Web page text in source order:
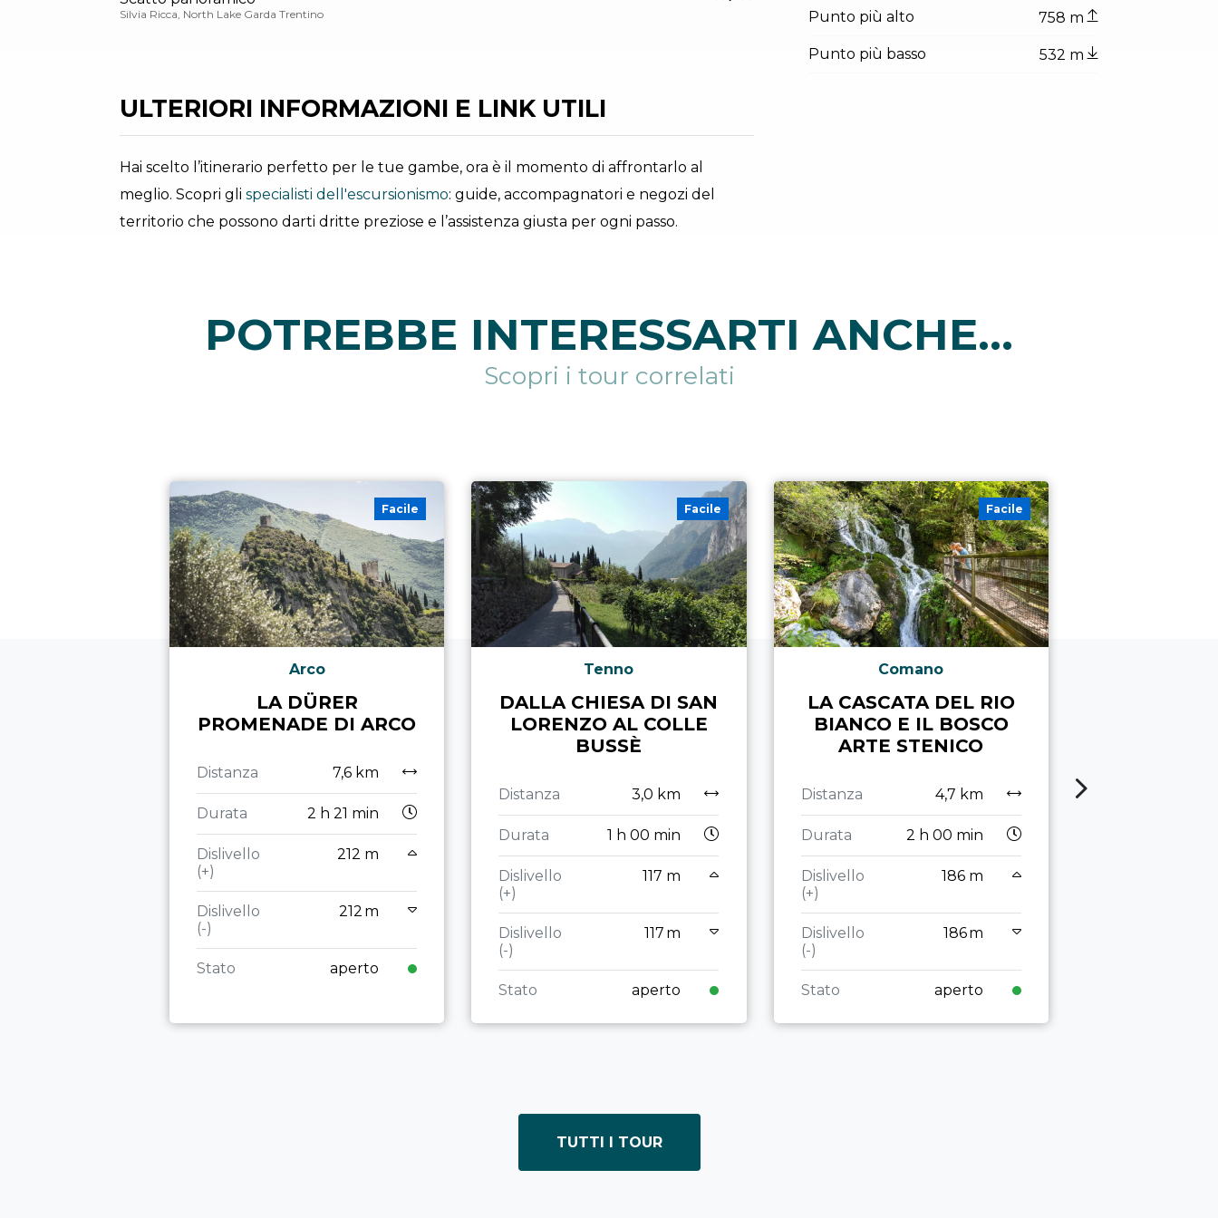
Silvia Ricca, North Lake Garda Trentino Fototeca Trentino Sviluppo foto di A. Russolo, Garda Trentino
ULTERIORI INFORMAZIONI E LINK UTILI
Hai scelto l’itinerario perfetto per le tue gambe, ora è il momento di affrontarlo al
meglio. Scopri gli specialisti dell'escursionismo: guide, accompagnatori e negozi del
territorio che possono darti dritte preziose e l’assistenza giusta per ogni passo.
Punto più alto 758 m
Punto più basso 532 m
POTREBBE INTERESSARTI ANCHE...
Scopri i tour correlati
Facile
Arco
LA DÜRER
PROMENADE DI ARCO
Distanza 7,6 km
Durata 2 h 21 min
Dislivello
(+)
212 m
Dislivello
(-)
212 m
Stato aperto
Facile
Tenno
DALLA CHIESA DI SAN
LORENZO AL COLLE
BUSSÈ
Distanza 3,0 km
Durata 1 h 00 min
Dislivello
(+)
117 m
Dislivello
(-)
117 m
Stato aperto
Facile
Comano
LA CASCATA DEL RIO
BIANCO E IL BOSCO
ARTE STENICO
Distanza 4,7 km
Durata 2 h 00 min
Dislivello
(+)
186 m
Dislivello
(-)
186 m
Stato aperto
TUTTI I TOUR